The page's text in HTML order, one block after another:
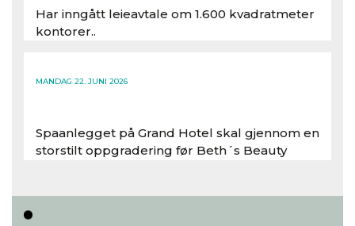
Har inngått leieavtale om 1.600 kvadratmeter
kontorer..
MANDAG 22. JUNI 2026
Spaanlegget på Grand Hotel skal gjennom en
storstilt oppgradering før Beth´s Beauty
Les hele artikkelen